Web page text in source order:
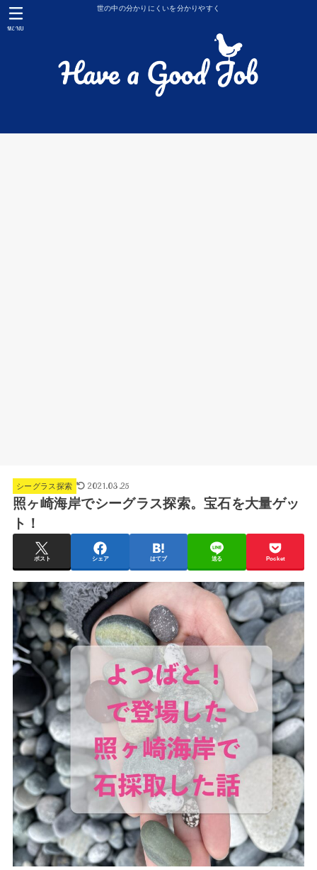
世の中の分かりにくいを分かりやすく
MENU
シーグラス探索 2021.03.25
照ヶ崎海岸でシーグラス探索。宝石を大量ゲッ
ト！
ポスト シェア はてブ 送る Pocket